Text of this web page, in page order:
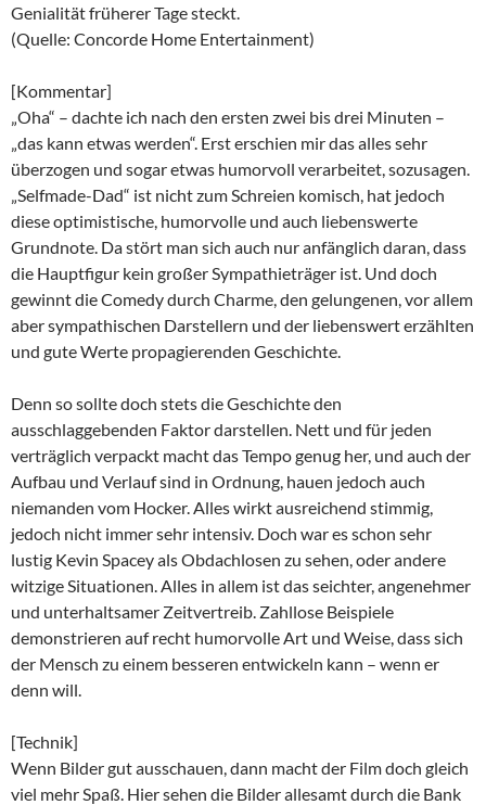
Genialität früherer Tage steckt.
(Quelle: Concorde Home Entertainment)
[Kommentar]
„Oha“ – dachte ich nach den ersten zwei bis drei Minuten –
„das kann etwas werden“. Erst erschien mir das alles sehr
überzogen und sogar etwas humorvoll verarbeitet, sozusagen.
„Selfmade-Dad“ ist nicht zum Schreien komisch, hat jedoch
diese optimistische, humorvolle und auch liebenswerte
Grundnote. Da stört man sich auch nur anfänglich daran, dass
die Hauptfigur kein großer Sympathieträger ist. Und doch
gewinnt die Comedy durch Charme, den gelungenen, vor allem
aber sympathischen Darstellern und der liebenswert erzählten
und gute Werte propagierenden Geschichte.
Denn so sollte doch stets die Geschichte den
ausschlaggebenden Faktor darstellen. Nett und für jeden
verträglich verpackt macht das Tempo genug her, und auch der
Aufbau und Verlauf sind in Ordnung, hauen jedoch auch
niemanden vom Hocker. Alles wirkt ausreichend stimmig,
jedoch nicht immer sehr intensiv. Doch war es schon sehr
lustig Kevin Spacey als Obdachlosen zu sehen, oder andere
witzige Situationen. Alles in allem ist das seichter, angenehmer
und unterhaltsamer Zeitvertreib. Zahllose Beispiele
demonstrieren auf recht humorvolle Art und Weise, dass sich
der Mensch zu einem besseren entwickeln kann – wenn er
denn will.
[Technik]
Wenn Bilder gut ausschauen, dann macht der Film doch gleich
viel mehr Spaß. Hier sehen die Bilder allesamt durch die Bank